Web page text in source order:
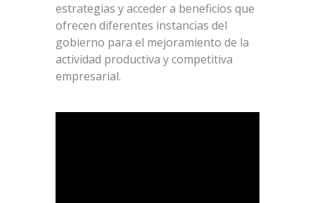
estrategias y acceder a beneficios que
ofrecen diferentes instancias del
gobierno para el mejoramiento de la
actividad productiva y competitiva
empresarial.